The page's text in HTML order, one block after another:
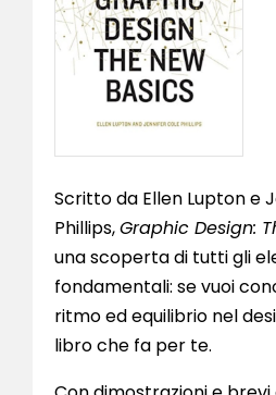
Scritto da Ellen Lupton e
Phillips,Graphic Design:
una scoperta di tutti gli
fondamentali: se vuoi
ritmo ed equilibrio nel
libro che fa per te.